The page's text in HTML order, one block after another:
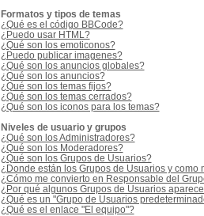
Formatos y tipos de temas
¿Qué es el código BBCode?
¿Puedo usar HTML?
¿Qué son los emoticonos?
¿Puedo publicar imagenes?
¿Qué son los anuncios globales?
¿Qué son los anuncios?
¿Qué son los temas fijos?
¿Qué son los temas cerrados?
¿Qué son los iconos para los temas?
Niveles de usuario y grupos
¿Qué son los Administradores?
¿Qué son los Moderadores?
¿Qué son los Grupos de Usuarios?
¿Donde están los Grupos de Usuarios y como
¿Cómo me convierto en Responsable del
¿Por qué algunos Grupos de Usuarios
¿Qué es un "Grupo de Usuarios
¿Qué es el enlace "El equipo"?